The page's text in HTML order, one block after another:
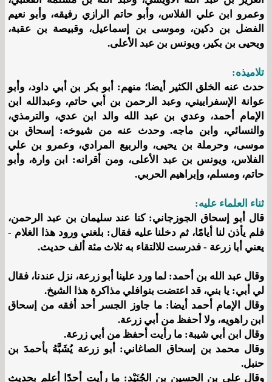
وعمرو ابن علي الفلاس، وأبو حاتم الرازي رفيقه، وأبو نعيم
الفضل بن دكين، وموسى بن إسماعيل، وقبيصة بن عقبة،
ويحيى بن بكير، ويونس بن عبد الأعلى.
تلاميذه:
حدث عنه الخلق الكثير أيضا؛ منهم: أبو بكر بن أبي داود، وأبو
عوانة الإسفراييني، وعبد الرحمن بن أبي حاتم، وعبدالله ابن
الإمام أحمد، وعدي بن عبد الله والد ابن عدي، والترمذي،
والنسائي، وابن ماجه. وحدث عنه من شيوخه: إسحاق بن
موسى، وحرملة بن يحيى، والربيع المرادي، وعمرو بن علي
الفلاس، ويونس بن عبد الأعلى، ومن أقرانه: ابن وارة، وأبو
حاتم، ومسلم، وإبراهيم الحربي.
ثناء العلماء عليه:
قال أبو إسحاق الجوزجاني: كنا عند سليمان بن عبد الرحمن،
فلم يأذن لنا أيامًا، ثم دخلنا عليه فقال: بلغني ورود هذا الغلام -
يعني أبا زرعة - فدرست للالتقاء به ثلاث مئة ألف حديث.
وقال عبد الله بن أحمد: لما ورد علينا أبو زرعة، نزل عندنا، فقال
لي أبي: يا بني، قد اعتضت بنوافلي مذاكرة هذا الشيخ.
وقال الإمام أحمد أيضا: ما جاوز الجسر أحد أفقه من إسحاق
ابن راهويه، ولا أحفظ من أبي زرعة.
وقال ابن أبي شيبة: ما رأيت أحفظ من أبي زرعة.
وقال محمد بن إسحاق الصاغاني: أبو زرعة يُشَبَّهُ بأحمدَ بن
حنبل.
وقال علي بن الحسين بن الجُنَيْد: ما رأيت أحدًا أعلم بحديث